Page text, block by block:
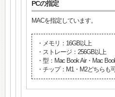
PCの指定
MACを指定しています。
・メモリ：16GB以上
・ストレージ：256GB以上
・型：Mac Book Air・Mac
・チップ：M1・M2どちらも